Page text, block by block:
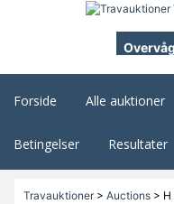
Forside Alle auktioner
Betingelser Resultater
Travauktioner> Auctions>